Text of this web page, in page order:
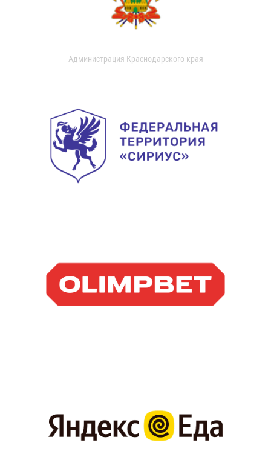
Администрация Краснодарского края